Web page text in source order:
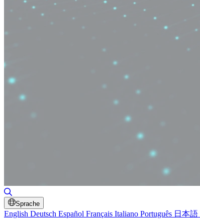
Sprache
English Deutsch Español Français Italiano Português 日本語